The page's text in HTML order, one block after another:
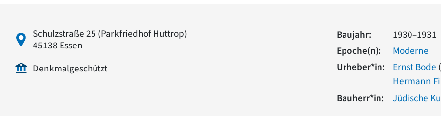
Schulzstraße 25 (Parkfriedhof Huttrop)
45138 Essen
Denkmalgeschützt
Baujahr:
1930–1931
Epoche(n):
Moderne
Urheber*in:
Ernst Bode
Hermann
Bauherr*in:
Jüdische